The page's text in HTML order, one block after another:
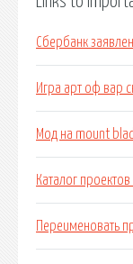
Сбербанк
Игра арт оф вар
Мод на mount
Каталог
Переименовать